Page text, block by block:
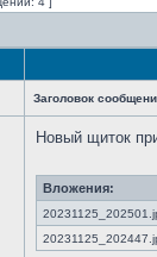
Заголовок
Новый щиток
Вложения: